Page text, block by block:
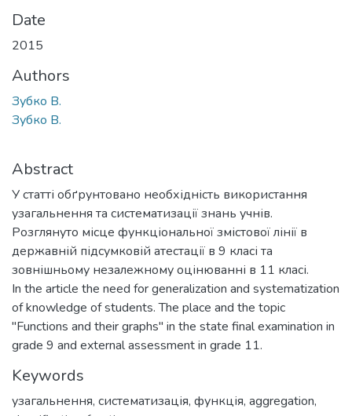
Date
2015
Authors
Зубко В.
Зубко В.
Abstract
У статті обґрунтовано необхідність використання
узагальнення та систематизації знань учнів.
Розглянуто місце функціональної змістової лінії в
державній підсумковій атестації в 9 класі та
зовнішньому незалежному оцінюванні в 11 класі.
In the article the need for generalization and systematization
of knowledge of students. The place and the topic
"Functions and their graphs" in the state final examination in
grade 9 and external assessment in grade 11.
Keywords
узагальнення, систематизація, функція, aggregation,